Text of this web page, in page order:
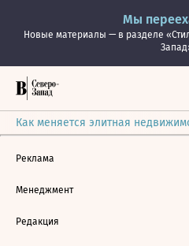
Мы
Новые материалы — в разделе
Как меняется элитная
Реклама
Менеджмент
Редакция